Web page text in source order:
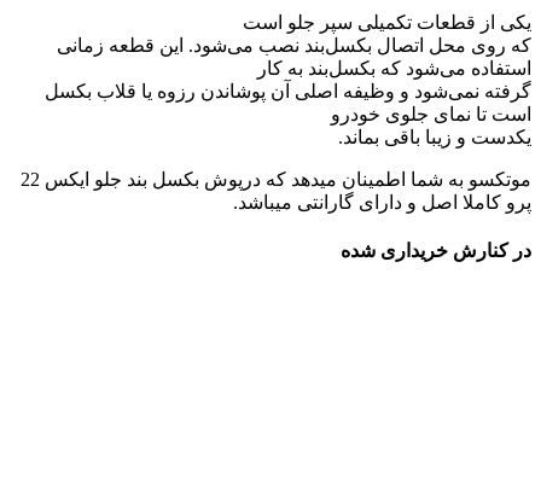
یکی از قطعات تکمیلی سپر جلو است
که روی محل اتصال بکسل‌بند نصب می‌شود. این قطعه زمانی
استفاده می‌شود که بکسل‌بند به کار
گرفته نمی‌شود و وظیفه اصلی آن پوشاندن رزوه یا قلاب بکسل
است تا نمای جلوی خودرو
یکدست و زیبا باقی بماند.
موتکسو به شما اطمینان میدهد که درپوش بکسل بند جلو ایکس 22
پرو کاملا اصل و دارای گارانتی میباشد.
در کنارش خریداری شده